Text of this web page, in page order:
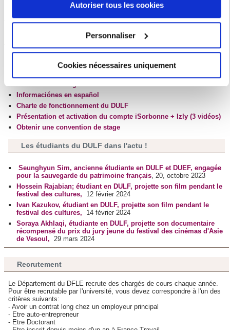
Si vous le permettez, nous aimerions également :
géographique qui peuvent être précises à plusieurs
mètres près
Identifier votre appareil en l'analysant activement
pour en relever les caractéristiques spécifiques
(empreintes digitales).
Pour en savoir plus sur le traitement de vos données
personnelles et définir vos préférences, reportez-vous à la
section « Détails ». Vous pouvez modifier ou retirer votre
consentement à tout moment à partir de la déclaration sur
les cookies.
Les cookies nous permettent de personnaliser le contenu
et les annonces, d'offrir des fonctionnalités relatives aux
médias sociaux et d'analyser notre trafic. Nous
partageons également des informations sur l'utilisation de
notre site avec nos partenaires de médias sociaux, de
publicité et d'analyse, qui peuvent combiner celles-ci avec
ont collectées lors de votre utilisation de leurs services.
Autoriser tous les cookies
Personnaliser
Cookies nécessaires uniquement
Emplois du temps
Calendrier universitaire du DULF 2025/2026
Informaciónes en español
Charte de fonctionnement du DULF
Présentation et activation du compte iSorbonne + Izly (3 vidéos)
Obtenir une convention de stage
Les étudiants du DULF dans l'actu !
Seunghyun Sim, ancienne étudiante en DULF et DUEF, engagée
pour la sauvegarde du patrimoine français, 20, octobre 2023
Hossein Rajabian; étudiant en DULF, projette son film pendant le
festival des cultures, 12 février 2024
Ivan Kazukov, étudiant en DULF, projette son film pendant le
festival des cultures, 14 février 2024
Soraya Akhlaqi, étudiante en DULF, projette son documentaire
récompensé du prix du jury jeune du festival des cinémas d'Asie
de Vesoul, 29 mars 2024
Recrutement
Le Département du DFLE recrute des chargés de cours chaque année.
Pour être recrutable par l'université, vous devez correspondre à l'un des
critères suivants:
- Avoir un contrat long chez un employeur principal
- Etre auto-entrepreneur
- Etre Doctorant